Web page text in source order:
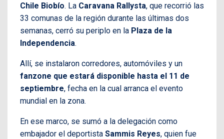
Chile Biobío. La Caravana Rallysta, que recorrió las
33 comunas de la región durante las últimas dos
semanas, cerró su periplo en la Plaza de la
Independencia.
Allí, se instalaron corredores, automóviles y un
fanzone que estará disponible hasta el 11 de
septiembre, fecha en la cual arranca el evento
mundial en la zona.
En ese marco, se sumó a la delegación como
embajador el deportista Sammis Reyes, quien fue